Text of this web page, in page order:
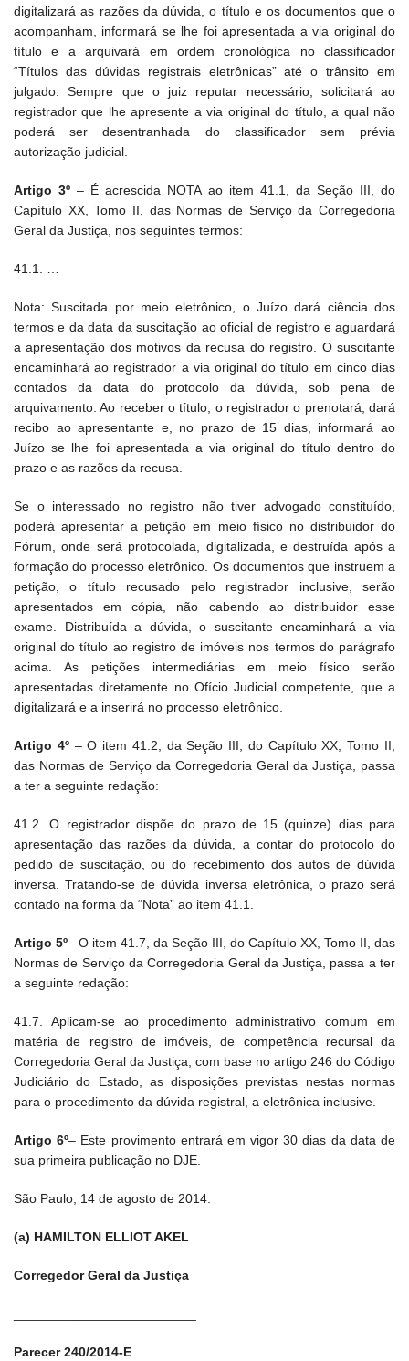
digitalizará as razões da dúvida, o título e os documentos que o
acompanham, informará se lhe foi apresentada a via original do
título e a arquivará em ordem cronológica no classificador
“Títulos das dúvidas registrais eletrônicas” até o trânsito em
julgado. Sempre que o juiz reputar necessário, solicitará ao
registrador que lhe apresente a via original do título, a qual não
poderá ser desentranhada do classificador sem prévia
autorização judicial.
Artigo 3º – É acrescida NOTA ao item 41.1, da Seção III, do
Capítulo XX, Tomo II, das Normas de Serviço da Corregedoria
Geral da Justiça, nos seguintes termos:
41.1. …
Nota: Suscitada por meio eletrônico, o Juízo dará ciência dos
termos e da data da suscitação ao oficial de registro e aguardará
a apresentação dos motivos da recusa do registro. O suscitante
encaminhará ao registrador a via original do título em cinco dias
contados da data do protocolo da dúvida, sob pena de
arquivamento. Ao receber o título, o registrador o prenotará, dará
recibo ao apresentante e, no prazo de 15 dias, informará ao
Juízo se lhe foi apresentada a via original do título dentro do
prazo e as razões da recusa.
Se o interessado no registro não tiver advogado constituído,
poderá apresentar a petição em meio físico no distribuidor do
Fórum, onde será protocolada, digitalizada, e destruída após a
formação do processo eletrônico. Os documentos que instruem a
petição, o título recusado pelo registrador inclusive, serão
apresentados em cópia, não cabendo ao distribuidor esse
exame. Distribuída a dúvida, o suscitante encaminhará a via
original do título ao registro de imóveis nos termos do parágrafo
acima. As petições intermediárias em meio físico serão
apresentadas diretamente no Ofício Judicial competente, que a
digitalizará e a inserirá no processo eletrônico.
Artigo 4º– O item 41.2, da Seção III, do Capítulo XX, Tomo II,
das Normas de Serviço da Corregedoria Geral da Justiça, passa
a ter a seguinte redação:
41.2. O registrador dispõe do prazo de 15 (quinze) dias para
apresentação das razões da dúvida, a contar do protocolo do
pedido de suscitação, ou do recebimento dos autos de dúvida
inversa. Tratando-se de dúvida inversa eletrônica, o prazo será
contado na forma da “Nota” ao item 41.1.
Artigo 5º– O item 41.7, da Seção III, do Capítulo XX, Tomo II, das
Normas de Serviço da Corregedoria Geral da Justiça, passa a ter
a seguinte redação:
41.7. Aplicam-se ao procedimento administrativo comum em
matéria de registro de imóveis, de competência recursal da
Corregedoria Geral da Justiça, com base no artigo 246 do Código
Judiciário do Estado, as disposições previstas nestas normas
para o procedimento da dúvida registral, a eletrônica inclusive.
Artigo 6º– Este provimento entrará em vigor 30 dias da data de
sua primeira publicação no DJE.
São Paulo, 14 de agosto de 2014.
(a) HAMILTON ELLIOT AKEL
Corregedor Geral da Justiça
Parecer 240/2014-E